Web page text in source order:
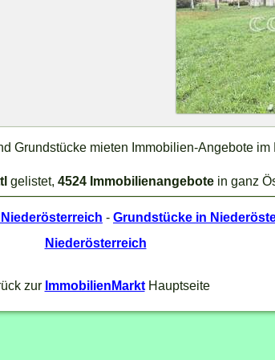
Grundstücke mieten Immobilien-Angebote im
gelistet, 4524 Immobilienangebote in ganz
- Grundstücke in
Niederösterreich
zur ImmobilienMarktHauptseite